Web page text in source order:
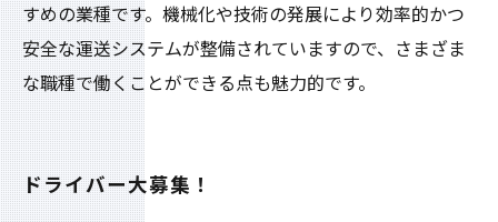
すめの業種です。機械化や技術の発展により効率的かつ
安全な運送システムが整備されていますので、さまざま
な職種で働くことができる点も魅力的です。
ドライバー大募集！